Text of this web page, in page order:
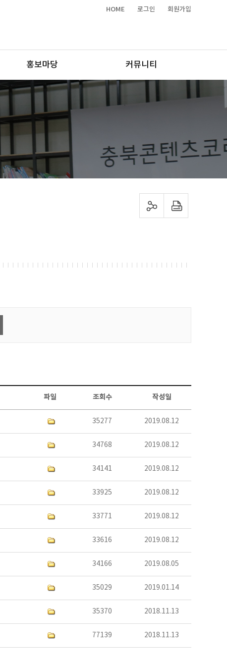
HOME 로그인 회원가입
홍보마당 커뮤니티
sns 공유하기 프린트하기
파일 조회수 작성일
35277 2019.08.12
34768 2019.08.12
34141 2019.08.12
33925 2019.08.12
33771 2019.08.12
33616 2019.08.12
34166 2019.08.05
35029 2019.01.14
35370 2018.11.13
77139 2018.11.13